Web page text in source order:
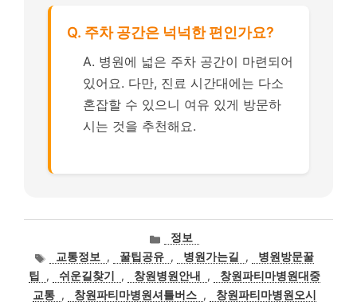
Q. 주차 공간은 넉넉한 편인가요?
A. 병원에 넓은 주차 공간이 마련되어
있어요. 다만, 진료 시간대에는 다소
혼잡할 수 있으니 여유 있게 방문하
시는 것을 추천해요.
카
고
리
정보
태교통정보 , 꿀팁공유 , 병원가는길 ,
병원방문꿀
팁
, 쉬운길찾기 , 창원병원안내 ,
창원파티마병원대중
교통 , 창원파티마병원셔틀버스 ,
창원파티마병원오시